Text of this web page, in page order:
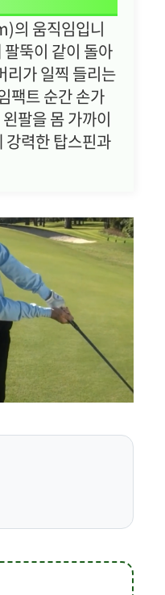
의 움직임입니
뚝이 같이 돌아
리가 일찍 들리는
팩트 순간 손가
팔을 몸 가까이
강력한 탑스핀과